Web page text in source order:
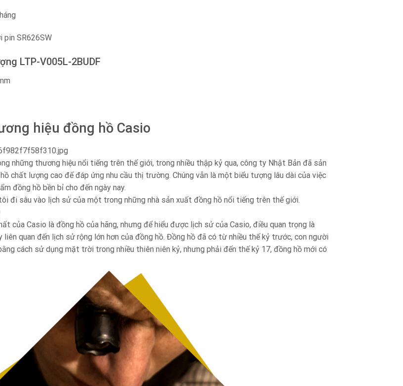
pin SR626SW
LTP-V005L-2BUDF
hiệu đồng hồ Casio
những thương hiệu nổi tiếng trên thế giới, trong nhiều thập kỷ qua, công ty Nhật Bản đã sản
chất lượng cao để đáp ứng nhu cầu thị trường. Chúng vẫn là một biểu tượng lâu dài của việc
đồng hồ bền bỉ cho đến ngày nay.
đi sâu vào lịch sử của một trong những nhà sản xuất đồng hồ nổi tiếng trên thế giới.
của Casio là đồng hồ của hãng, nhưng để hiểu được lịch sử của Casio, điều quan trọng là
quan đến lịch sử rộng lớn hơn của đồng hồ. Đồng hồ đã có từ nhiều thế kỷ trước, con người
cách sử dụng mặt trời trong nhiều thiên niên kỷ, nhưng phải đến thế kỷ 17, đồng hồ mới có